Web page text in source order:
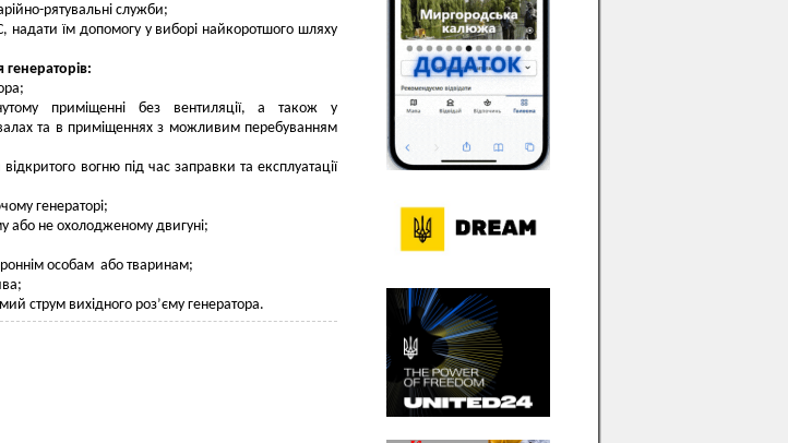
рятувальні служби;
надати їм допомогу у виборі найкоротшого шляху
генераторів:
приміщенні без вентиляції, а також у
та в приміщеннях з можливим перебуванням
вогню під час заправки та експлуатації
генераторі;
або не охолодженому двигуні;
особам або тваринам;
струм вихідного роз’єму генератора.